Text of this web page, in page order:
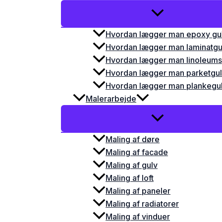
Hvordan lægger man epoxy
Hvordan lægger man
Hvordan lægger man
Hvordan lægger man
Hvordan lægger man
Malerarbejde
Maling af døre
Maling af facade
Maling af gulv
Maling af loft
Maling af paneler
Maling af radiatorer
Maling af vinduer